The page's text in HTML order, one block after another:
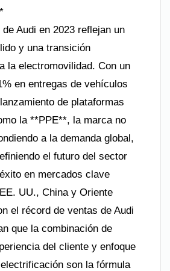
Audi en 2023 reflejan un
y una transición
la electromovilidad. Con un
en entregas de vehículos
de plataformas
la **PPE**, la marca no
a la demanda global,
el futuro del sector
en mercados clave
UU., China y Oriente
el récord de ventas de Audi
que la combinación de
del cliente y enfoque
son la fórmula